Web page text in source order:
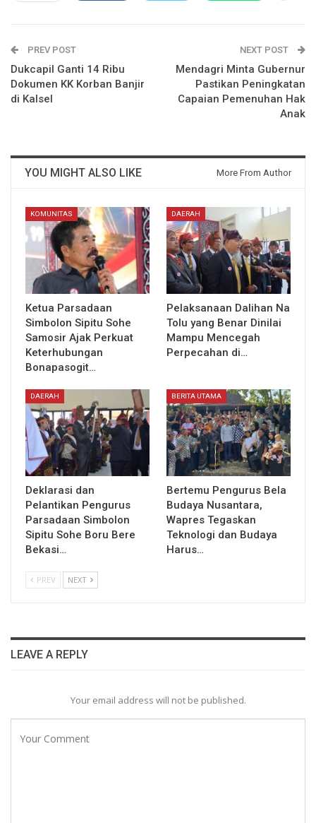
PREV POST
Dukcapil Ganti 14 Ribu
Dokumen KK Korban Banjir
di Kalsel
NEXT POST
Mendagri Minta Gubernur
Pastikan Peningkatan
Capaian Pemenuhan Hak
Anak
YOU MIGHT ALSO LIKE More From Author
KOMUNITAS
Ketua Parsadaan
Simbolon Sipitu Sohe
Samosir Ajak Perkuat
Keterhubungan
Bonapasogit…
DAERAH
Pelaksanaan Dalihan Na
Tolu yang Benar Dinilai
Mampu Mencegah
Perpecahan di…
DAERAH
Deklarasi dan
Pelantikan Pengurus
Parsadaan Simbolon
Sipitu Sohe Boru Bere
Bekasi…
BERITA UTAMA
Bertemu Pengurus Bela
Budaya Nusantara,
Wapres Tegaskan
Teknologi dan Budaya
Harus…
PREV NEXT
LEAVE A REPLY
Your email address will not be published.